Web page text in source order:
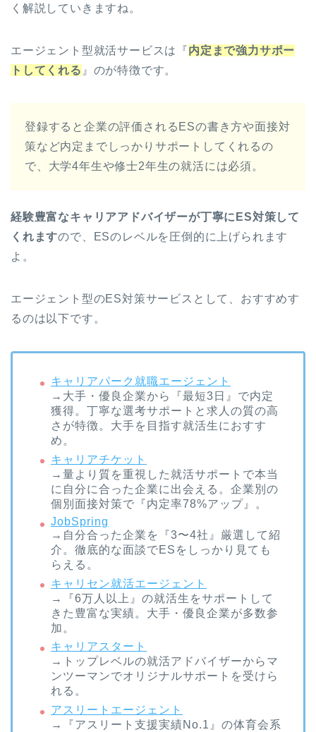
く解説していきますね。
エージェント型就活サービスは『内定まで強力サポー
トしてくれる 』のが特徴です。
登録すると企業の評価されるESの書き方や面接対
策など内定までしっかりサポートしてくれるの
で、大学4年生や修士2年生の就活には必須。
経験豊富なキャリアアドバイザーが丁寧にES対策して
くれますので、ESのレベルを圧倒的に上げられます
よ。
エージェント型のES対策サービスとして、おすすめす
るのは以下です。
キャリアパーク就職エージェント
→大手・優良企業から『最短3日』で内定
獲得。丁寧な選考サポートと求人の質の高
さが特徴。大手を目指す就活生におすす
め。
キャリアチケット
→量より質を重視した就活サポートで本当
に自分に合った企業に出会える。企業別の
個別面接対策で『内定率78%アップ』。
JobSpring
→自分合った企業を『3〜4社』厳選して紹
介。徹底的な面談でESをしっかり見ても
らえる。
キャリセン就活エージェント
→『6万人以上』の就活生をサポートして
きた豊富な実績。大手・優良企業が多数参
加。
キャリアスタート
→トップレベルの就活アドバイザーからマ
ンツーマンでオリジナルサポートを受けら
れる。
アスリートエージェント
→『アスリート支援実績No.1』の体育会系